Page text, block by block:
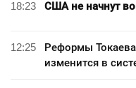
18:23 США не начнут
12:25
Реформы Токаева
изменится в